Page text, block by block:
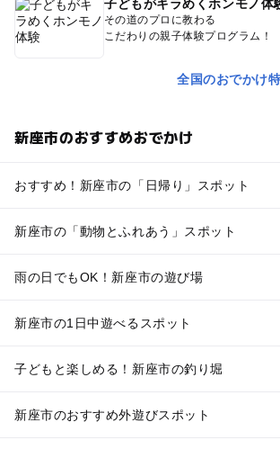
子どもがキラめくホンモノ体
その道のプロに教わる
こだわりの親子体験プログラム！
全国のおでかけ
新座市のおすすめおでかけ
おすすめ！新座市の「日帰り」スポット
新座市の「動物とふれあう」スポット
雨の日でもOK！新座市の遊び場
新座市の1日中遊べるスポット
子どもと楽しめる！新座市の釣り堀
新座市のおすすめ外遊びスポット